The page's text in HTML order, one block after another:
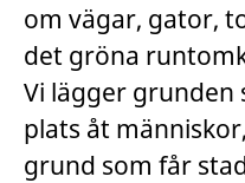
om vägar, gator,
det gröna
Vi lägger
plats åt
grund som får